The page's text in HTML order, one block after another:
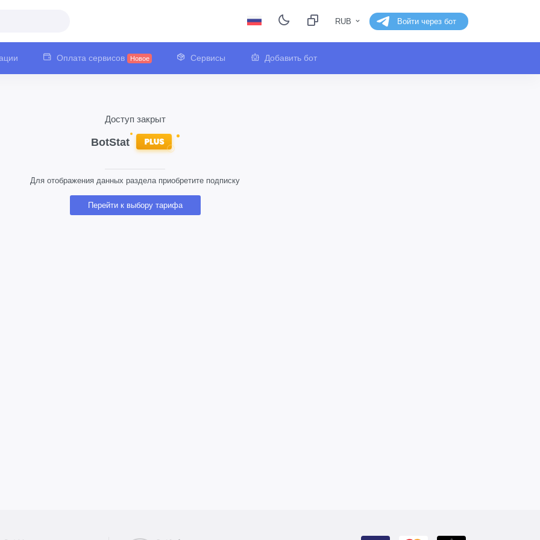
RUB Войти через бот
Оплата сервисов Новое Сервисы Добавить бот
Доступ закрыт
Для отображения данных раздела приобретите подписку
Перейти к выбору тарифа